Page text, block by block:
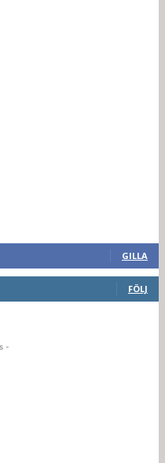
GILLA
FÖLJ
-